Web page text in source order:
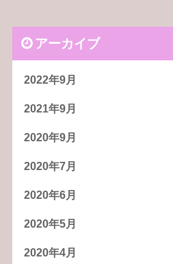
アーカイブ
2022年9月
2021年9月
2020年9月
2020年7月
2020年6月
2020年5月
2020年4月